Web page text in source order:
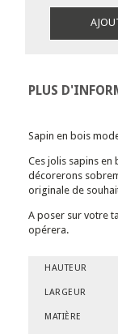
PLUS
Sapin en bois
Ces jolis sapins
décorerons
originale de
A poser sur votre
opérera.
HAUTEUR
LARGEUR
MATIÈRE